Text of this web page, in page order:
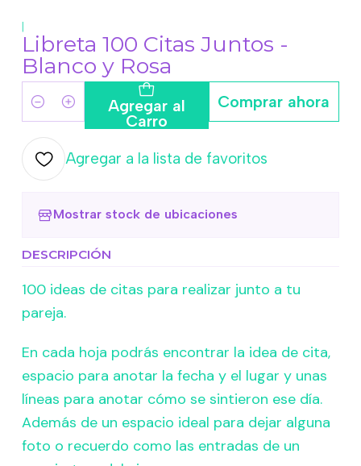
|
Libreta 100 Citas Juntos -
Blanco y Rosa
Cantidad Agregar al
Carro
Comprar ahora
Agregar a la lista de favoritos
Mostrar stock de ubicaciones
DESCRIPCIÓN
100 ideas de citas para realizar junto a tu
pareja.
En cada hoja podrás encontrar la idea de cita,
espacio para anotar la fecha y el lugar y unas
líneas para anotar cómo se sintieron ese día.
Además de un espacio ideal para dejar alguna
foto o recuerdo como las entradas de un